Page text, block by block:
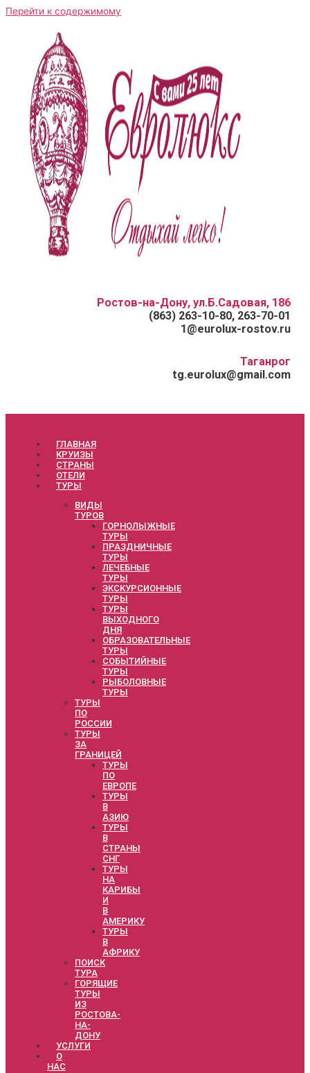
Перейти к содержимому
Ростов-на-Дону, ул.Б.Садовая, 186
(863) 263-10-80, 263-70-01
1@eurolux-rostov.ru
Таганрог
tg.eurolux@gmail.com
ГЛАВНАЯ
КРУИЗЫ
СТРАНЫ
ОТЕЛИ
ТУРЫ
ВИДЫ
ТУРОВ
ГОРНОЛЫЖНЫЕ
ТУРЫ
ПРАЗДНИЧНЫЕ
ТУРЫ
ЛЕЧЕБНЫЕ
ТУРЫ
ЭКСКУРСИОННЫЕ
ТУРЫ
ТУРЫ
ВЫХОДНОГО
ДНЯ
ОБРАЗОВАТЕЛЬНЫЕ
ТУРЫ
СОБЫТИЙНЫЕ
ТУРЫ
РЫБОЛОВНЫЕ
ТУРЫ
ТУРЫ
ПО
РОССИИ
ТУРЫ
ЗА
ГРАНИЦЕЙ
ТУРЫ
ПО
ЕВРОПЕ
ТУРЫ
В
АЗИЮ
ТУРЫ
В
СТРАНЫ
СНГ
ТУРЫ
НА
КАРИБЫ
И
В
АМЕРИКУ
ТУРЫ
В
АФРИКУ
ПОИСК
ТУРА
ГОРЯЩИЕ
ТУРЫ
ИЗ
РОСТОВА-
НА-
ДОНУ
УСЛУГИ
О
НАС